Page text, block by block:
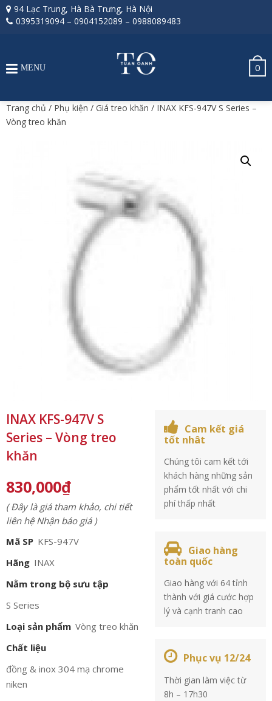
94 Lạc Trung, Hà Bà Trưng, Hà Nội
0395319094 – 0904152089 – 0988089483
0
MENU
Trang chủ / Phụ kiện / Giá treo khăn / INAX KFS-947V S Series –
Vòng treo khăn
INAX KFS-947V S
Series – Vòng treo
khăn
830,000₫
( Đây là giá tham khảo, chi tiết
liên hệ Nhận báo giá )
Mã SP KFS-947V
Hãng INAX
Nằm trong bộ sưu tập
S Series
Loại sản phẩm Vòng treo khăn
Chất liệu
đồng & inox 304 mạ chrome
niken
Cam kết giá
tốt nhât
Chúng tôi cam kết tới
khách hàng những sản
phẩm tốt nhất với chi
phí thấp nhất
Giao hàng
toàn quốc
Giao hàng với 64 tỉnh
thành với giá cước hợp
lý và cạnh tranh cao
Phục vụ 12/24
Thời gian làm việc từ
8h – 17h30